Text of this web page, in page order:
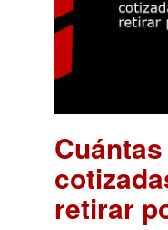
retirar